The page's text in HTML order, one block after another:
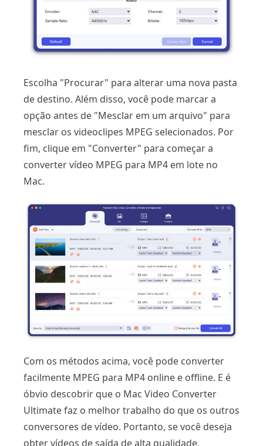
Escolha "Procurar" para alterar uma nova pasta
de destino. Além disso, você pode marcar a
opção antes de "Mesclar em um arquivo" para
mesclar os videoclipes MPEG selecionados. Por
fim, clique em "Converter" para começar a
converter vídeo MPEG para MP4 em lote no
Mac.
Com os métodos acima, você pode converter
facilmente MPEG para MP4 online e offline. E é
óbvio descobrir que o Mac Video Converter
Ultimate faz o melhor trabalho do que os outros
conversores de vídeo. Portanto, se você deseja
obter vídeos de saída de alta qualidade,